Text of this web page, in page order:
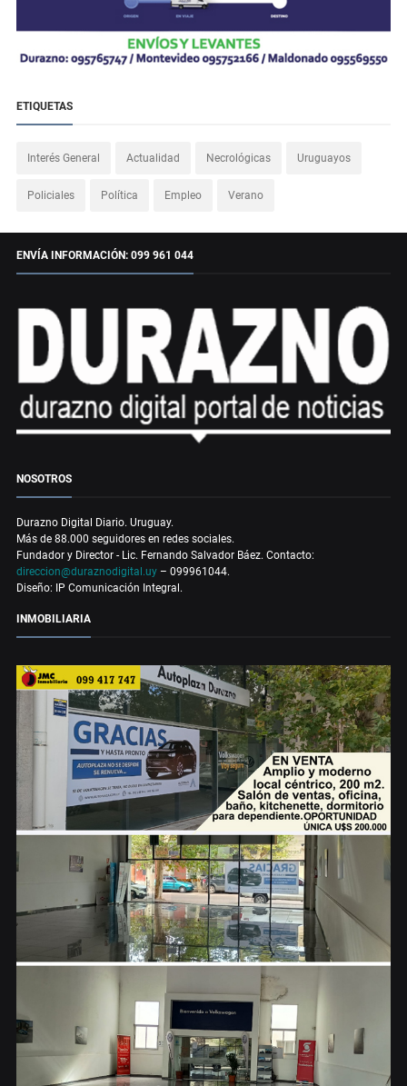
ETIQUETAS
Interés General Actualidad Necrológicas Uruguayos
Policiales Política Empleo Verano
ENVÍA INFORMACIÓN: 099 961 044
NOSOTROS
Durazno Digital Diario. Uruguay.
Más de 88.000 seguidores en redes sociales.
Fundador y Director - Lic. Fernando Salvador Báez. Contacto:
direccion@duraznodigital.uy – 099961044.
Diseño: IP Comunicación Integral.
INMOBILIARIA